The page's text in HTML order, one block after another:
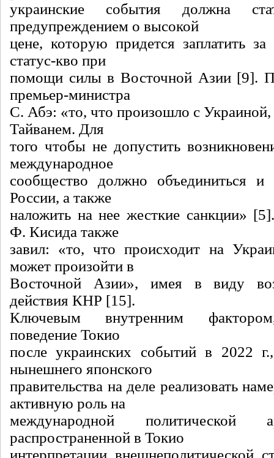
украинские события должна
предупреждением о высокой
цене, которую придется заплатить
статус-кво при
помощи силы в Восточной Азии [9].
премьер-министра
С. Абэ: «то, что произошло с
Тайванем. Для
того чтобы не допустить
международное
сообщество должно объединиться и
России, а также
наложить на нее жесткие санкции»
Ф. Кисида также
завил: «то, что происходит на
может произойти в
Восточной Азии», имея в виду
действия КНР [15].
Ключевым внутренним
поведение Токио
после украинских событий в 2022
нынешнего японского
правительства на деле реализовать
активную роль на
международной политической
распространенной в Токио